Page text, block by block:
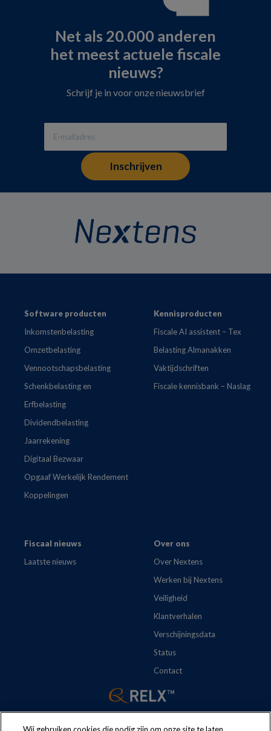
Net als 20.000 anderen
het meest actuele fiscale
nieuws?
Schrijf je in voor onze nieuwsbrief
FooterSoftware producten
Inkomstenbelasting
Omzetbelasting
Vennootschapsbelasting
Schenkbelasting en
Erfbelasting
Dividendbelasting
Jaarrekening
Digitaal Bezwaar
Opgaaf Werkelijk Rendement
Koppelingen
Kennisproducten
Fiscale AI assistent – Tex
Belasting Almanakken
Vaktijdschriften
Fiscale kennisbank – Naslag
Fiscaal nieuws
Laatste nieuws
Over ons
Over Nextens
Werken bij Nextens
Veiligheid
Klantverhalen
Verschijningsdata
Status
Contact